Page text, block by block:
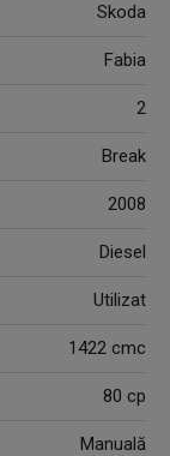
Skoda
Fabia
2
Break
2008
Diesel
Utilizat
1422 cmc
80 cp
Manuală